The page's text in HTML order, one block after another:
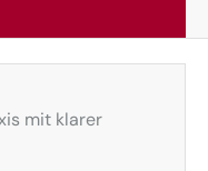
mit klarer